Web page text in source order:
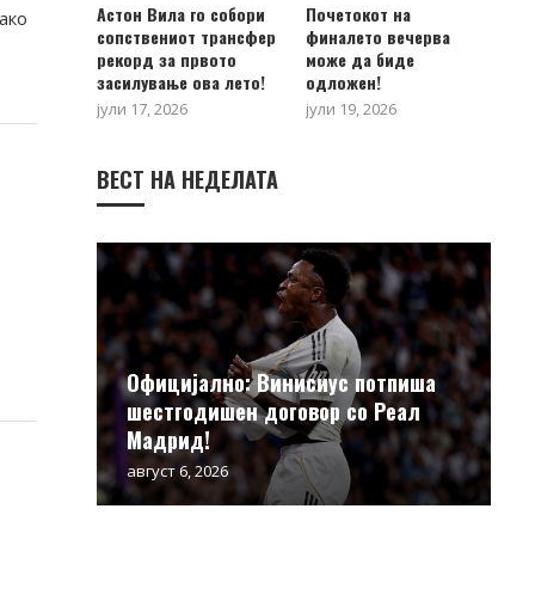
Астон Вила го собори
сопствениот трансфер
рекорд за првото
засилување ова лето!
јули 17, 2026
Почетокот на
финалето вечерва
може да биде
одложен!
јули 19, 2026
ВЕСТ НА НЕДЕЛАТА
Официјално: Винисиус потпиша
шестгодишен договор со Реал
Мадрид!
август 6, 2026